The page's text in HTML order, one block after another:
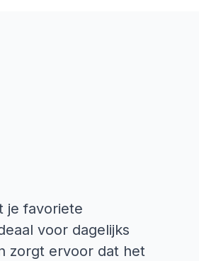
je favoriete
voor dagelijks
zorgt ervoor dat het